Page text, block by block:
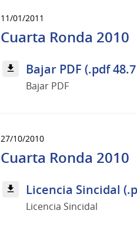
11/01/2011
Cuarta Ronda 2010
Bajar PDF (.pdf
Bajar PDF
27/10/2010
Cuarta Ronda 2010
Licencia Sincidal
Licencia Sincidal